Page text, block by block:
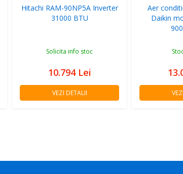
Hitachi RAM-90NP5A Inverter
31000 BTU
Solicita info stoc
10.794 Lei
VEZI DETALII
Aer
Daikin